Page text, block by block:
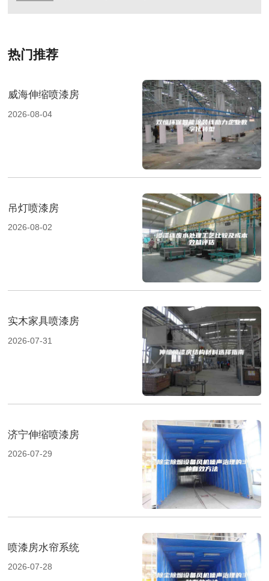
热门推荐
威海伸缩喷漆房
2026-08-04
吊灯喷漆房
2026-08-02
实木家具喷漆房
2026-07-31
济宁伸缩喷漆房
2026-07-29
喷漆房水帘系统
2026-07-28